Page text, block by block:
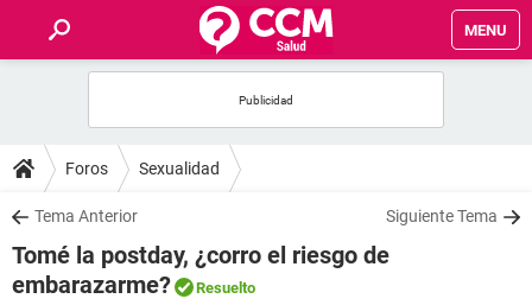
MENU
FOROS
SALUD
FAMILIA
Foros Sexualidad
Tema Anterior Siguiente Tema
Tomé la postday, ¿corro el riesgo de
embarazarme?
Resuelto